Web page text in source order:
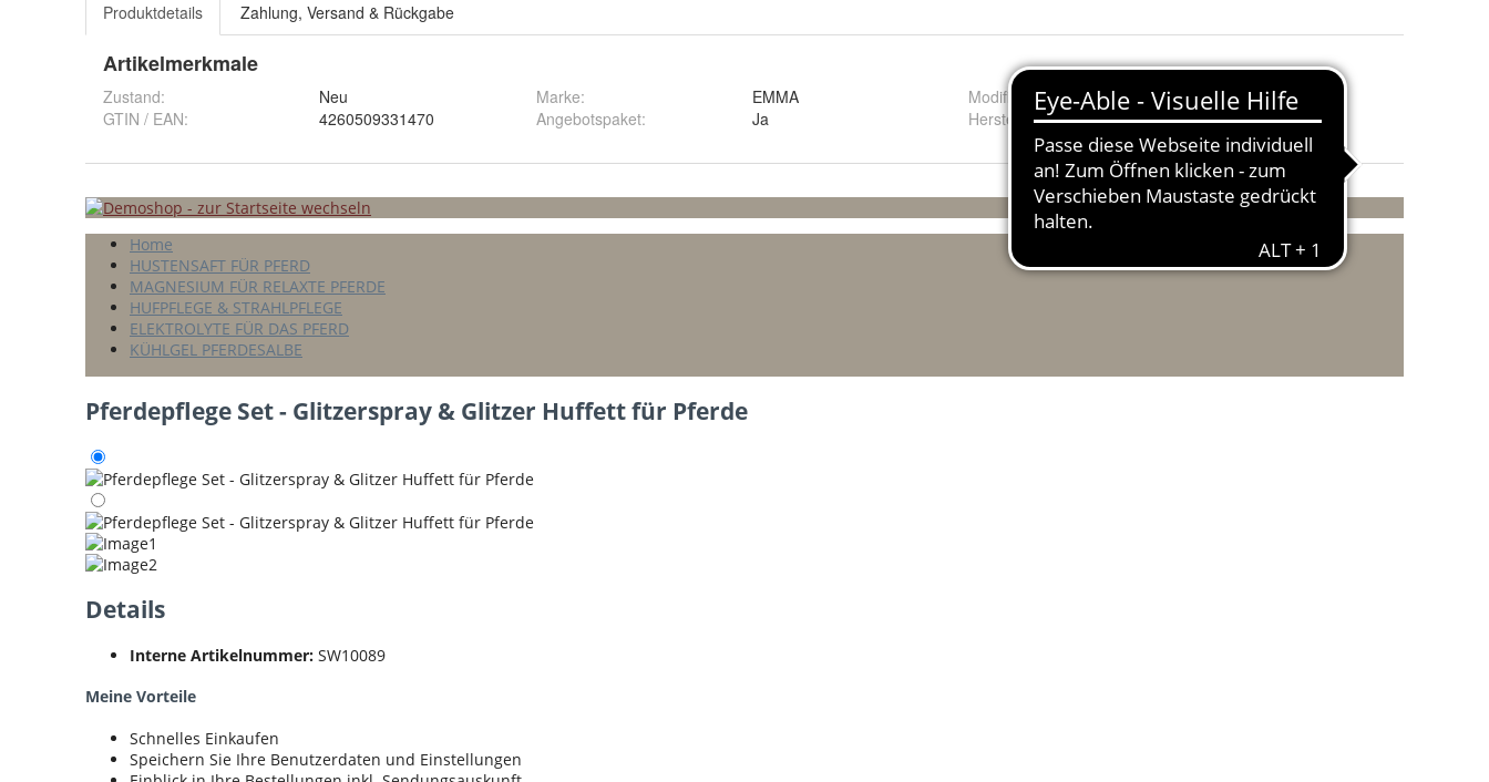
Produktdetails Zahlung, Versand & Rückgabe
Artikelmerkmale
Zustand:
Neu
GTIN / EAN:
4260509331470
Marke:
EMMA
Angebotspaket: Ja
Modifizierter Artikel:
Ja
Herstellungsland und -region: Deutschland